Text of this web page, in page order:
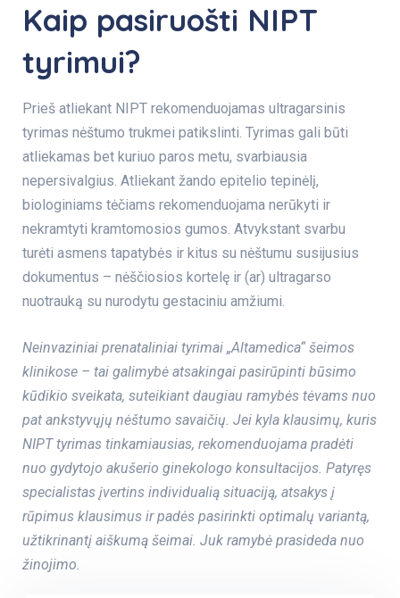
Kaip pasiruošti NIPT
tyrimui?
Prieš atliekant NIPT rekomenduojamas ultragarsinis
tyrimas nėštumo trukmei patikslinti. Tyrimas gali būti
atliekamas bet kuriuo paros metu, svarbiausia
nepersivalgius. Atliekant žando epitelio tepinėlį,
biologiniams tėčiams rekomenduojama nerūkyti ir
nekramtyti kramtomosios gumos. Atvykstant svarbu
turėti asmens tapatybės ir kitus su nėštumu susijusius
dokumentus – nėščiosios kortelę ir (ar) ultragarso
nuotrauką su nurodytu gestaciniu amžiumi.
Neinvaziniai prenataliniai tyrimai „Altamedica“ šeimos
klinikose – tai galimybė atsakingai pasirūpinti būsimo
kūdikio sveikata, suteikiant daugiau ramybės tėvams nuo
pat ankstyvųjų nėštumo savaičių. Jei kyla klausimų, kuris
NIPT tyrimas tinkamiausias, rekomenduojama pradėti
nuo gydytojo akušerio ginekologo konsultacijos. Patyręs
specialistas įvertins individualią situaciją, atsakys į
rūpimus klausimus ir padės pasirinkti optimalų variantą,
užtikrinantį aiškumą šeimai. Juk ramybė prasideda nuo
žinojimo.